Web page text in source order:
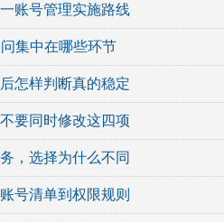
账号管理实施路线
集中在哪些环节
怎样判断真的稳定
要同时修改这四项
，选择为什么不同
号清单到权限规则